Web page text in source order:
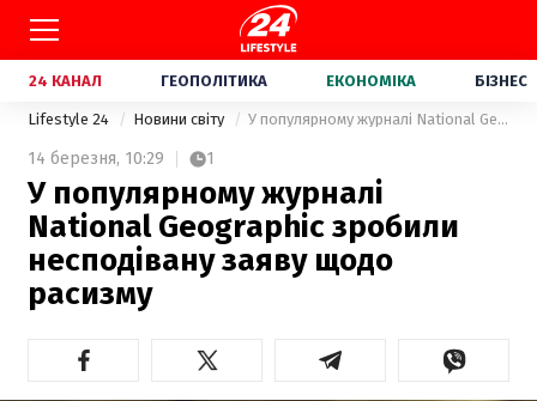
24 КАНАЛ ГЕОПОЛІТИКА ЕКОНОМІКА БІЗНЕС
Lifestyle 24 Новини світу У популярному журналі National Geographic зробили несподівану заяву щодо расизму
14 березня, 10:29 1
У популярному журналі
National Geographic зробили
несподівану заяву щодо
расизму